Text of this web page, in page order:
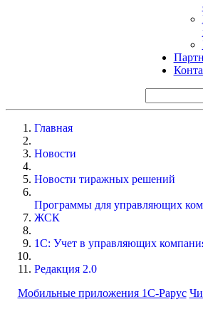
Главная
Новости
Новости тиражных решений
Программы для управляющих
ЖСК
1С: Учет в управляющих
Редакция 2.0
Мобильные приложения 1С-Рарус